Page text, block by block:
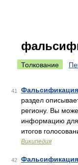
Толкование
41
раздел
региону. Вы
информацию для
итогов
Википедия
42